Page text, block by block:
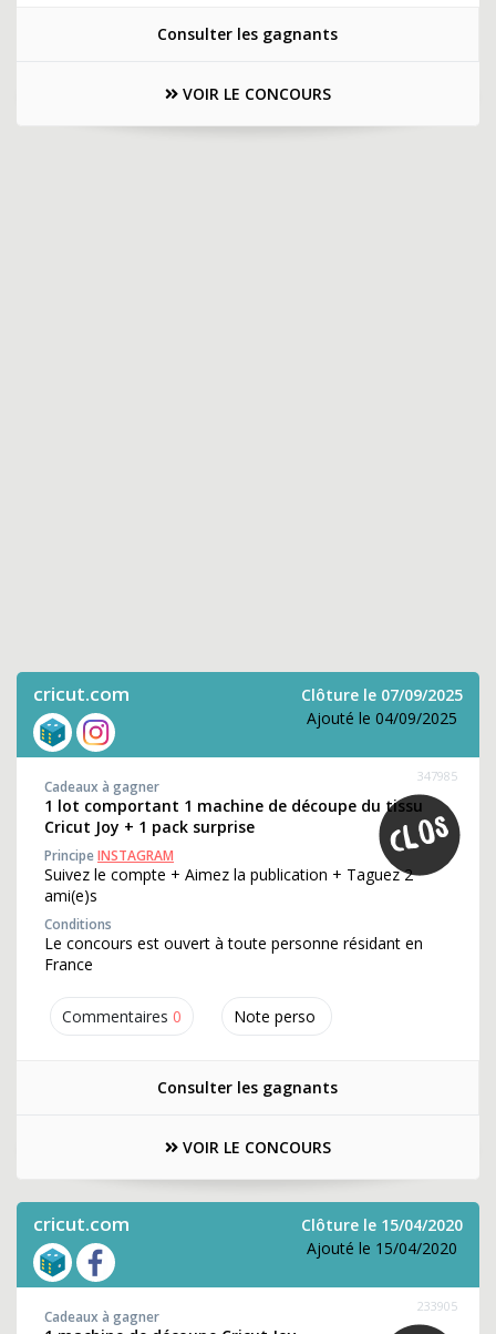
Consulter les gagnants
VOIR LE CONCOURS
cricut.com
Clôture le 07/09/2025
Ajouté le 04/09/2025
Commentaires 0 Note perso
347985
Cadeaux à gagner
1 lot comportant 1 machine de découpe du tissu
Cricut Joy + 1 pack surprise
PrincipeINSTAGRAM
Suivez le compte + Aimez la publication + Taguez 2
ami(e)s
Conditions
Le concours est ouvert à toute personne résidant en
France
Consulter les gagnants
VOIR LE CONCOURS
cricut.com
Clôture le 15/04/2020
Ajouté le 15/04/2020
233905
Cadeaux à gagner